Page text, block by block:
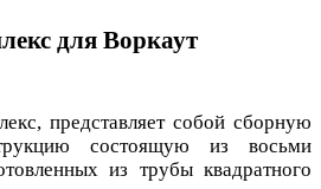
для Воркаут
представляет собой сборную
состоящую из восьми
из трубы квадратного